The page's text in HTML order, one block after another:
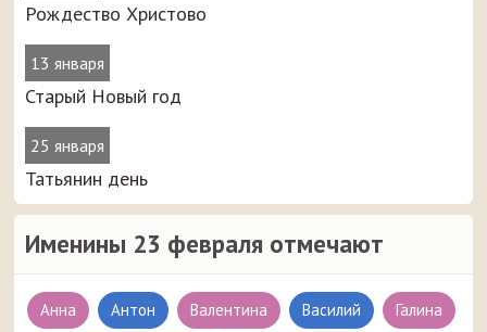
Рождество Христово
13 января
Старый Новый год
25 января
Татьянин день
Именины 23 февраля отмечают
Анна Антон Валентина Василий Галина